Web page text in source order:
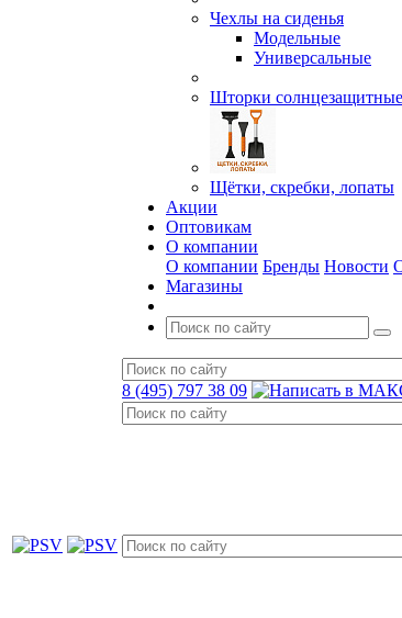
Чехлы на сиденья
Модельные
Универсальные
Шторки солнцезащитные
Щётки, скребки, лопаты
Акции
Оптовикам
О компании
О компании Бренды Новости
Магазины
8 (495) 797 38 09